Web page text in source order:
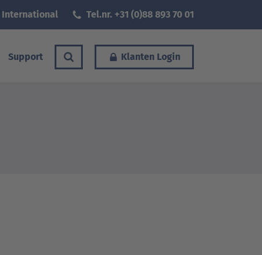
International Tel.nr. +31 (0)88 893 70 01
Support Klanten Login